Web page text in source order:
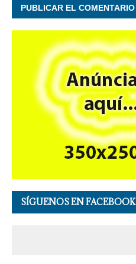
SÍGUENOS EN FACEBOOK